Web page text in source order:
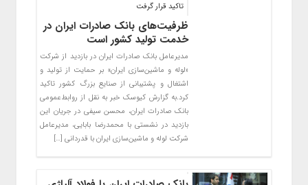
تاکید قرار گرفت
ظرفیت‌های بانک صادرات ایران در
خدمت تولید کشور است
مدیرعامل بانک صادرات ایران در بازدید از شرکت
«لوله و ماشین‌سازی ایران» بر حمایت از تولید و
اشتغال و پشتیبانی از صنایع بزرگ کشور تاکید
کرد.به گزارش کیوسک خبر به نقل از روابط‌عمومی
بانک صادرات ایران، محسن سیفی در جریان این
بازدید در نشستی با محمدرضا بابایی، مدیرعامل
شرکت لوله و ماشین‌سازی ایران با قدردانی […]